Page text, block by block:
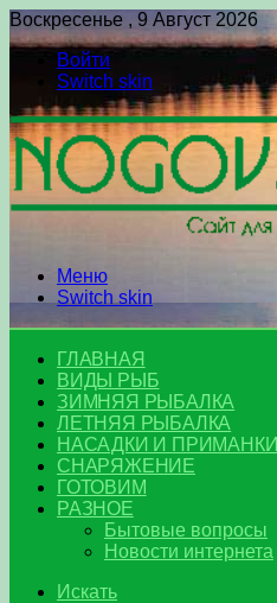
Воскресенье , 9 Август 2026
Войти
Switch skin
Меню
Switch skin
ГЛАВНАЯ
ВИДЫ РЫБ
ЗИМНЯЯ РЫБАЛКА
ЛЕТНЯЯ РЫБАЛКА
НАСАДКИ И ПРИМАНКИ
СНАРЯЖЕНИЕ
ГОТОВИМ
РАЗНОЕ
Бытовые вопросы
Новости интернета
Искать